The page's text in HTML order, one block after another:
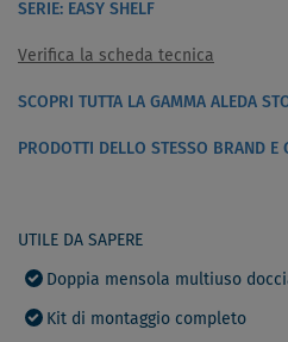
SERIE: EASY SHELF
Verifica la scheda tecnica
SCOPRI TUTTA LA GAMMA ALEDA
PRODOTTI DELLO STESSO BRAND E
UTILE DA SAPERE
Doppia mensola multiuso
Kit di montaggio completo